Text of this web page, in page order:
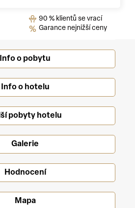
90 % klientů se vrací
Garance nejnižší ceny
Info o pobytu
Info o hotelu
pobyty hotelu
Galerie
Hodnocení
Mapa